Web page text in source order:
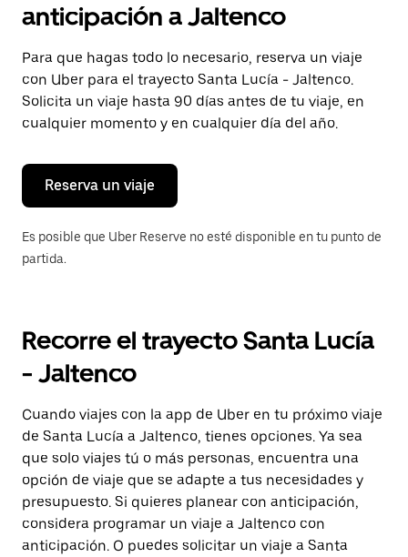
y
selecciona
una
fecha.
Presiona
la
tecla Esc
para
el
calendario.
anticipación a Jaltenco
Para que hagas todo lo necesario, reserva un viaje
con Uber para el trayecto Santa Lucía - Jaltenco.
Solicita un viaje hasta 90 días antes de tu viaje, en
cualquier momento y en cualquier día del año.
Reserva un viaje
Es posible que Uber Reserve no esté disponible en tu punto de
partida.
Recorre el trayecto Santa Lucía
- Jaltenco
Cuando viajes con la app de Uber en tu próximo viaje
de Santa Lucía a Jaltenco, tienes opciones. Ya sea
que solo viajes tú o más personas, encuentra una
opción de viaje que se adapte a tus necesidades y
presupuesto. Si quieres planear con anticipación,
considera programar un viaje a Jaltenco con
anticipación. O puedes solicitar un viaje a Santa